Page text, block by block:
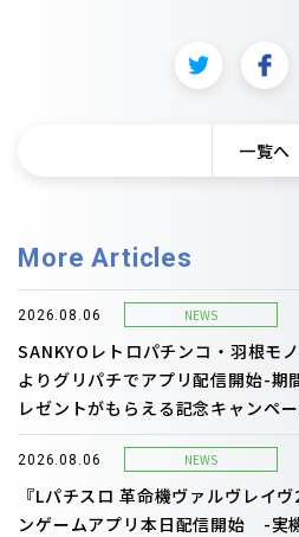
一覧へ
More Articles
2026.08.06 NEWS
SANKYOレトロパチンコ・羽根モ
よりグリパチでアプリ配信開始-期
レゼントがもらえる記念キャンペ
2026.08.06 NEWS
『Lパチスロ 革命機ヴァルヴレイ
ンゲームアプリ本日配信開始 -実